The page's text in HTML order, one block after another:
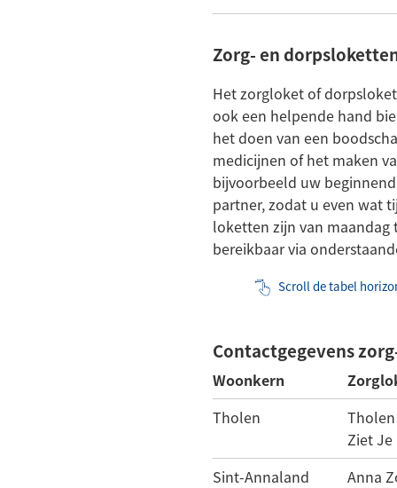
Zorg- en
Het zorgloket of
ook een helpende hand
het doen van een
medicijnen of het maken
bijvoorbeeld uw
partner, zodat u even wat
loketten zijn van maandag
bereikbaar via
Scroll de tabel
Contactgegevens
Woonkern
Tholen
Tholen
Ziet Je
Sint-Annaland
Anna